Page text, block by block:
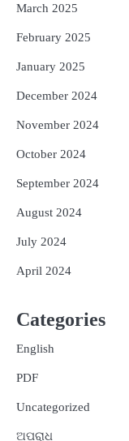
March 2025
February 2025
January 2025
December 2024
November 2024
October 2024
September 2024
August 2024
July 2024
April 2024
Categories
English
PDF
Uncategorized
ଅପରାଧ